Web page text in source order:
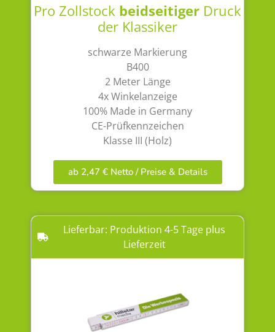
Pro Zollstock beidseitiger Druck
der Klassiker
schwarze Markierung
B400
2 Meter Länge
4x Winkelanzeige
100% Made in Germany
CE-Prüfkennzeichen
Klasse III (Holz)
ab 2,47 € Netto / Preise & Details
Lieferbar: Produktion 4-5 Tage plus
Lieferzeit